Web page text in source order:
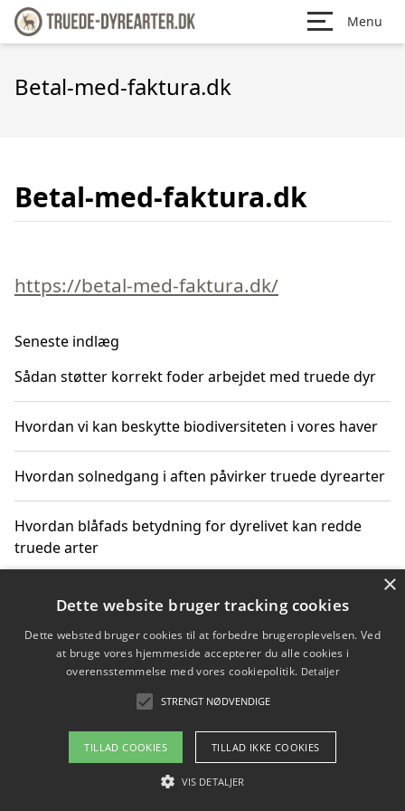
Menu
Betal-med-faktura.dk
Betal-med-faktura.dk
https://betal-med-faktura.dk/
Seneste indlæg
Sådan støtter korrekt foder arbejdet med truede dyr
Hvordan vi kan beskytte biodiversiteten i vores haver
Hvordan solnedgang i aften påvirker truede dyrearter
Hvordan blåfads betydning for dyrelivet kan redde
truede arter
Hvordan kan gaver til unge voksne støtte bevarelsen
Copyright 2026 - Pilanto Aps
Om / kontakt
Blog Betingelser
×
Dette website bruger tracking cookies
Dette websted bruger cookies til at forbedre brugeroplevelsen. Ved
at bruge vores hjemmeside accepterer du alle cookies i
overensstemmelse med vores cookiepolitik. Detaljer
STRENGT NØDVENDIGE
TILLAD COOKIES TILLAD IKKE COOKIES
VIS DETALJER